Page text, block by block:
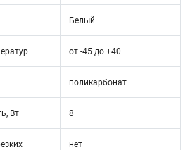
Белый
от -45 до +40
поликарбонат
Вт 8
нет